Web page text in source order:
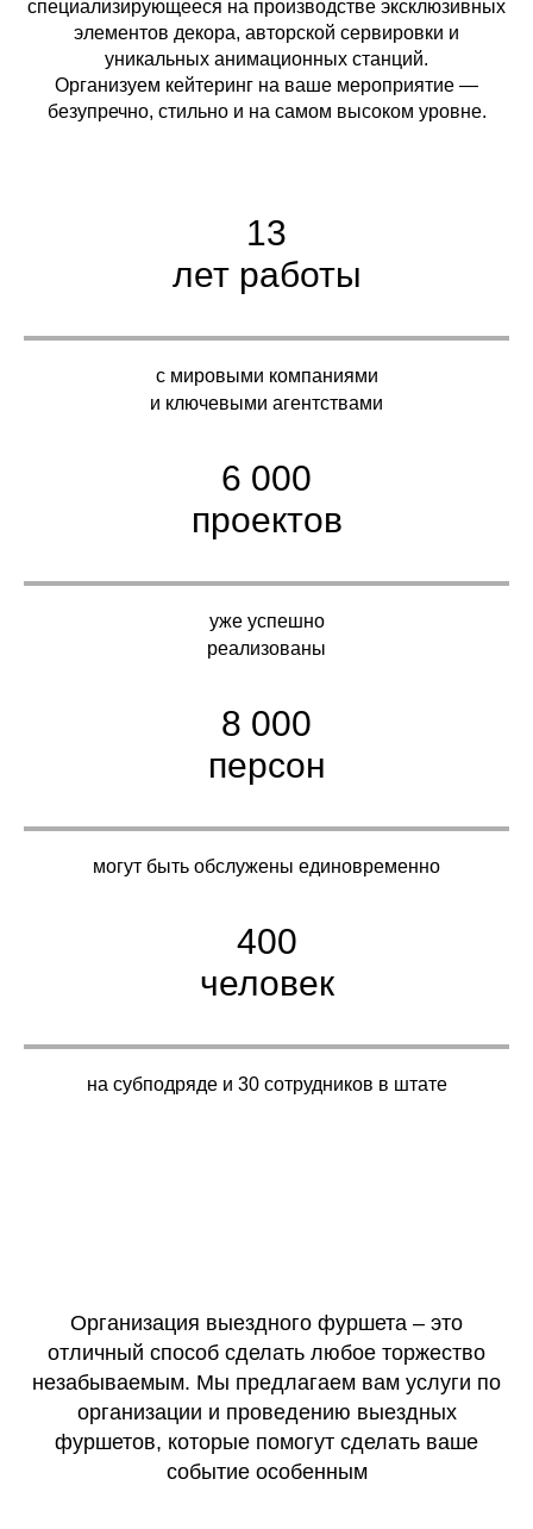
специализирующееся на производстве эксклюзивных
элементов декора, авторской сервировки и
уникальных анимационных станций.
Организуем кейтеринг на ваше мероприятие —
безупречно, стильно и на самом высоком уровне.
13
лет работы
с мировыми компаниями
и ключевыми агентствами
6 000
проектов
уже успешно
реализованы
8 000
персон
могут быть обслужены единовременно
400
человек
на субподряде и 30 сотрудников в штате
Организация выездного фуршета – это
отличный способ сделать любое торжество
незабываемым. Мы предлагаем вам услуги по
организации и проведению выездных
фуршетов, которые помогут сделать ваше
событие особенным